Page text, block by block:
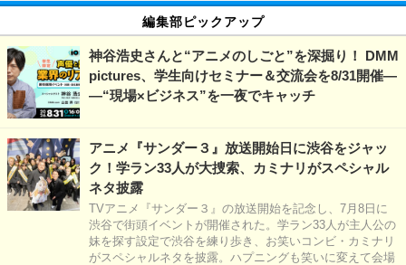
編集部ピックアップ
神谷浩史さんと“アニメのしごと”を深掘り！ DMM
pictures、学生向けセミナー＆交流会を8/31開催―
―“現場×ビジネス”を一夜でキャッチ
アニメ『サンダー３』放送開始日に渋谷をジャッ
ク！学ラン33人が大捜索、カミナリがスペシャル
ネタ披露
TVアニメ『サンダー３』の放送開始を記念し、7月8日に
渋谷で街頭イベントが開催された。学ラン33人が主人公の
妹を探す設定で渋谷を練り歩き、お笑いコンビ・カミナリ
がスペシャルネタを披露。ハプニングも笑いに変えて会場